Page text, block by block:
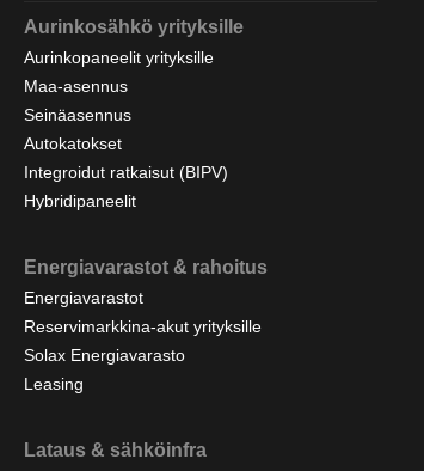
Aurinkosähkö yrityksille
Aurinkopaneelit yrityksille
Maa-asennus
Seinäasennus
Autokatokset
Integroidut ratkaisut (BIPV)
Hybridipaneelit
Energiavarastot & rahoitus
Energiavarastot
Reservimarkkina-akut yrityksille
Solax Energiavarasto
Leasing
Lataus & sähköinfra